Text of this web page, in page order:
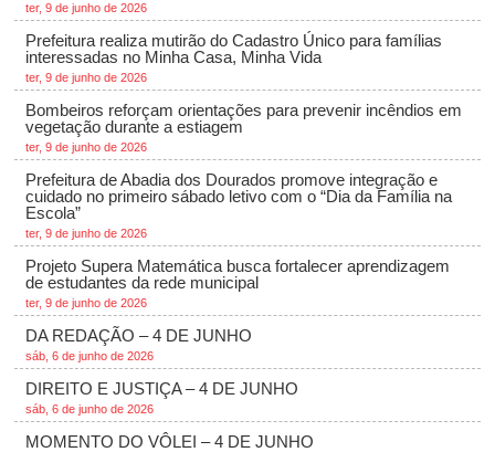
ter, 9 de junho de 2026
Prefeitura realiza mutirão do Cadastro Único para famílias
interessadas no Minha Casa, Minha Vida
ter, 9 de junho de 2026
Bombeiros reforçam orientações para prevenir incêndios em
vegetação durante a estiagem
ter, 9 de junho de 2026
Prefeitura de Abadia dos Dourados promove integração e
cuidado no primeiro sábado letivo com o “Dia da Família na
Escola”
ter, 9 de junho de 2026
Projeto Supera Matemática busca fortalecer aprendizagem
de estudantes da rede municipal
ter, 9 de junho de 2026
DA REDAÇÃO – 4 DE JUNHO
sáb, 6 de junho de 2026
DIREITO E JUSTIÇA – 4 DE JUNHO
sáb, 6 de junho de 2026
MOMENTO DO VÔLEI – 4 DE JUNHO